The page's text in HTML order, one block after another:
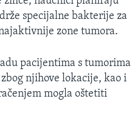
specijalne bakterije za
zone tumora.
pacijentima s tumorima
njihove lokacije, kao i
mogla oštetiti